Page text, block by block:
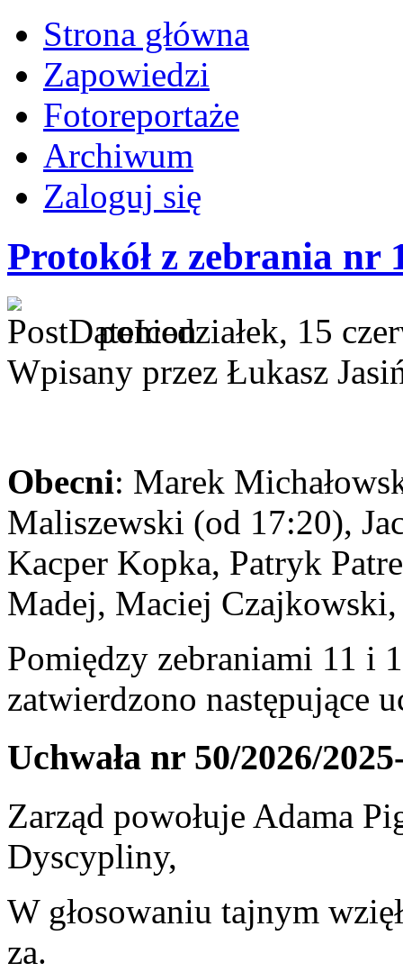
Strona główna
Zapowiedzi
Fotoreportaże
Archiwum
Zaloguj się
Protokół z zebrania nr
poniedziałek, 15
Wpisany przez Łukasz
Obecni: Marek
Maliszewski (od 17:20),
Kacper Kopka, Patryk
Madej, Maciej Czajkowski,
Pomiędzy zebraniami 11 i
zatwierdzono następujące
Uchwała nr 50/2026/
Zarząd powołuje Adama
Dyscypliny,
W głosowaniu tajnym
za.